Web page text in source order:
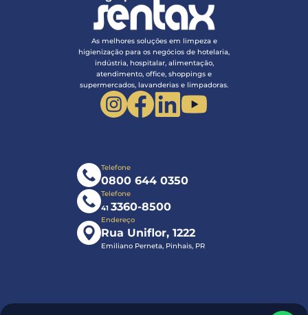
As melhores soluções em limpeza e
higienização para os negócios de hotelaria,
indústria, hospitalar, alimentação,
atendimento, office, shoppings e
supermercados, lavanderias e limpadoras.
Telefone
0800 644 0350
Telefone
41 3360-8500
Endereço
Rua Uniflor, 1222
Emiliano Perneta, Pinhais, PR